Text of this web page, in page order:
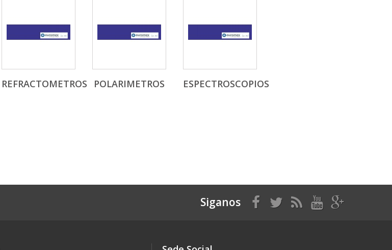
REFRACTOMETROS POLARIMETROS ESPECTROSCOPIOS
Siganos